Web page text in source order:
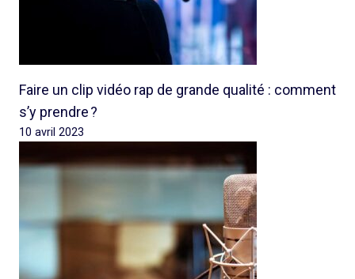
Faire un clip vidéo rap de grande qualité : comment
s’y prendre ?
10 avril 2023